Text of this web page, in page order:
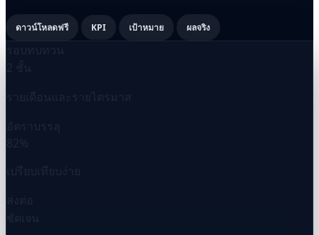
ดาวน์โหลดฟรี KPI เป้าหมาย ผลจริง
2 ชั้น
รายเดือนและรายไตรมาส
อัตราบรรลุ
82%
เปรียบเทียบง่าย
ส่งต่อ
ชัดเจน